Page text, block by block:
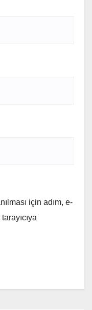
için adım, e-